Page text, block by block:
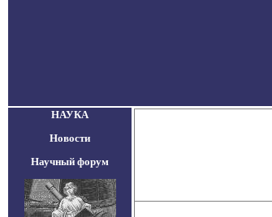
НАУКА
Новости
Научный форум